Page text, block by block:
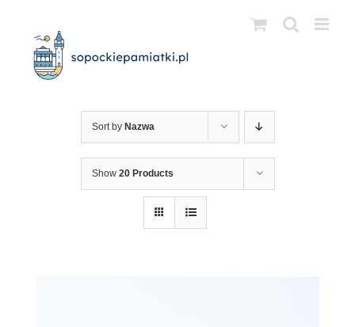
zawartości
Sort by Nazwa
Show 20 Products